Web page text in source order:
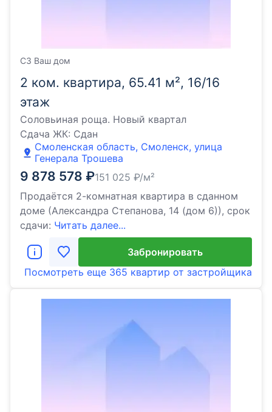
2 ком. квартира, 65.41 м², 16/16
этаж
Соловьиная роща. Новый квартал
Сдача ЖК: Сдан
Смоленская область, Смоленск, улица
Генерала Трошева
9 878 578 ₽151 025 ₽/м²
Продаётся 2-комнатная квартира в сданном
доме (Александра Степанова, 14 (дом 6)), срок
сдачи: Читать далее...
СЗ Ваш дом
Забронировать
Посмотреть еще 365 квартир от застройщика